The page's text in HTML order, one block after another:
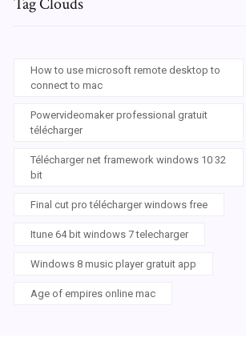
How to use microsoft remote desktop to
connect to mac
Powervideomaker professional gratuit
télécharger
Télécharger net framework windows 10 32
bit
Final cut pro télécharger windows free
Itune 64 bit windows 7 telecharger
Windows 8 music player gratuit app
Age of empires online mac